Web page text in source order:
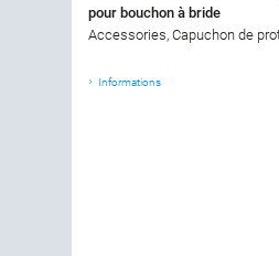
pour bouchon à bride
Accessories, Capuchon de
Informations